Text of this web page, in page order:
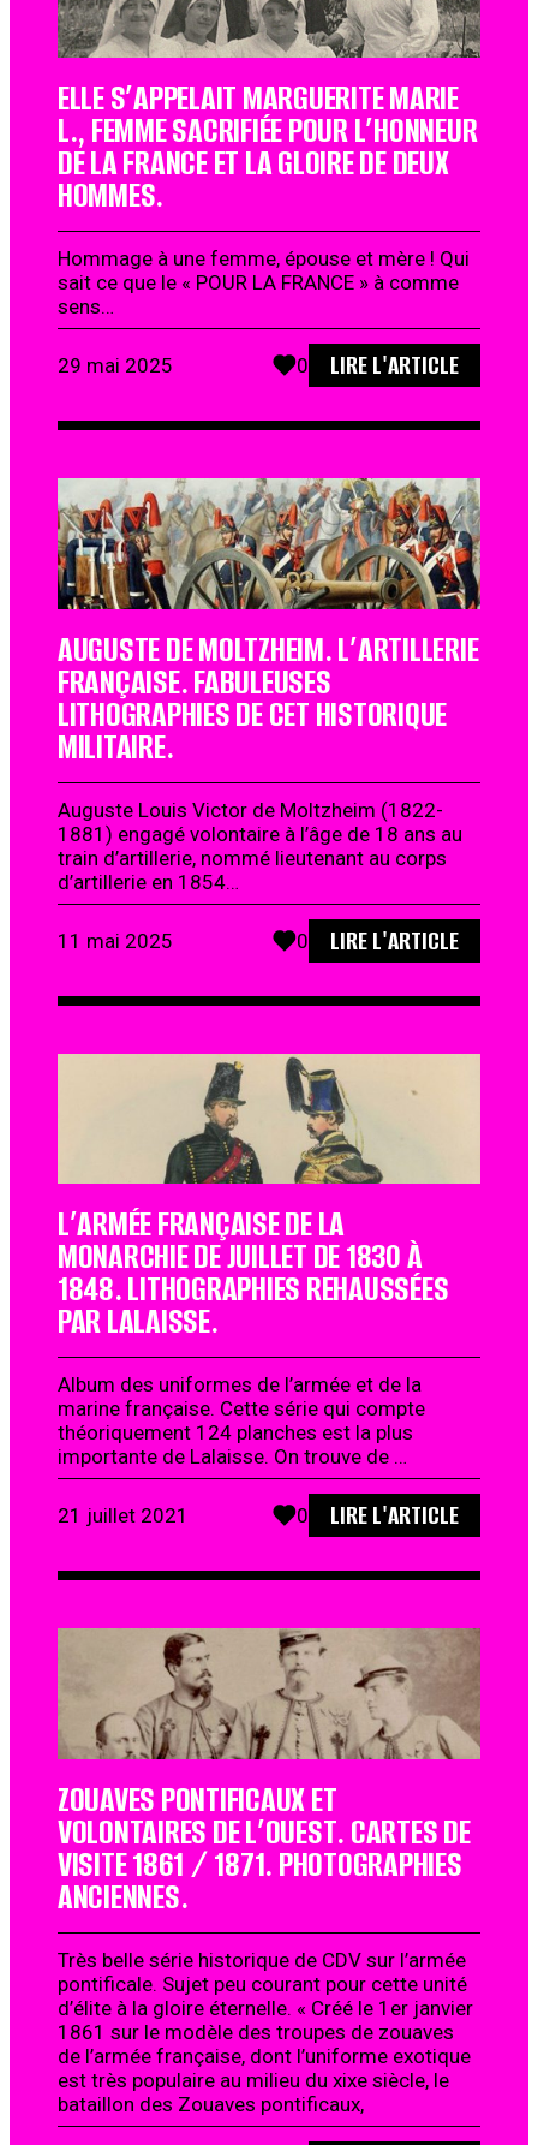
ELLE S’APPELAIT MARGUERITE MARIE
L., FEMME SACRIFIÉE POUR L’HONNEUR
DE LA FRANCE ET LA GLOIRE DE DEUX
HOMMES.
Hommage à une femme, épouse et mère ! Qui
sait ce que le « POUR LA FRANCE » à comme
sens…
29 mai 2025 0 LIRE L'ARTICLE
AUGUSTE DE MOLTZHEIM. L’ARTILLERIE
FRANÇAISE. FABULEUSES
LITHOGRAPHIES DE CET HISTORIQUE
MILITAIRE.
Auguste Louis Victor de Moltzheim (1822-
1881) engagé volontaire à l’âge de 18 ans au
train d’artillerie, nommé lieutenant au corps
d’artillerie en 1854…
11 mai 2025 0 LIRE L'ARTICLE
L’ARMÉE FRANÇAISE DE LA
MONARCHIE DE JUILLET DE 1830 À
1848. LITHOGRAPHIES REHAUSSÉES
PAR LALAISSE.
Album des uniformes de l’armée et de la
marine française. Cette série qui compte
théoriquement 124 planches est la plus
importante de Lalaisse. On trouve de …
21 juillet 2021 0 LIRE L'ARTICLE
ZOUAVES PONTIFICAUX ET
VOLONTAIRES DE L’OUEST. CARTES DE
VISITE 1861 / 1871. PHOTOGRAPHIES
ANCIENNES.
Très belle série historique de CDV sur l’armée
pontificale. Sujet peu courant pour cette unité
d’élite à la gloire éternelle. « Créé le 1er janvier
1861 sur le modèle des troupes de zouaves
de l’armée française, dont l’uniforme exotique
est très populaire au milieu du xixe siècle, le
bataillon des Zouaves pontificaux,